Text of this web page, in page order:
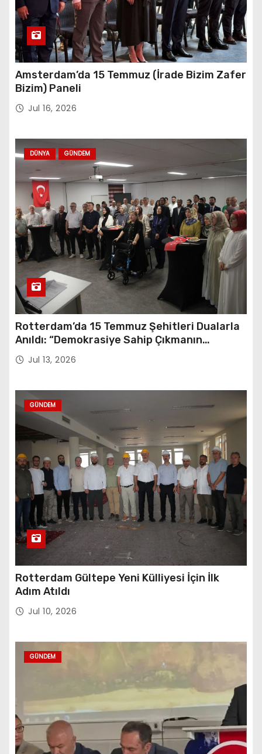
Amsterdam’da 15 Temmuz (İrade Bizim Zafer
Bizim) Paneli
Jul 16, 2026
DÜNYA GÜNDEM
Rotterdam’da 15 Temmuz Şehitleri Dualarla
Anıldı: “Demokrasiye Sahip Çıkmanın
Sembolü”
Jul 13, 2026
GÜNDEM
Rotterdam Gültepe Yeni Külliyesi İçin İlk
Adım Atıldı
Jul 10, 2026
GÜNDEM